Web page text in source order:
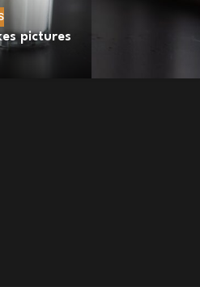
pictures